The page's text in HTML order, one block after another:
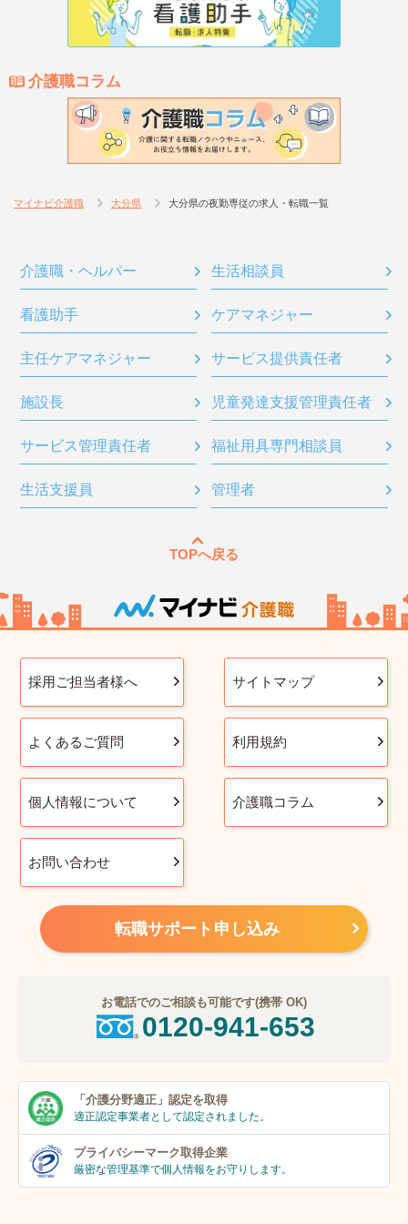
介護職コラム
マイナビ介護職 大分県 大分県の夜勤専従の求人・転職一覧
介護職・ヘルパー 生活相談員
看護助手 ケアマネジャー
主任ケアマネジャー サービス提供責任者
施設長 児童発達支援管理責任者
サービス管理責任者 福祉用具専門相談員
生活支援員 管理者
TOPへ戻る
採用ご担当者様へ サイトマップ
よくあるご質問 利用規約
個人情報について 介護職コラム
お問い合わせ
転職サポート申し込み
お電話でのご相談も可能です(携帯 OK)
0120-941-653
「介護分野適正」 認定を取得
適正認定事業者として認定されました。
プライバシーマーク取得企業
厳密な管理基準で個人情報をお守りします。